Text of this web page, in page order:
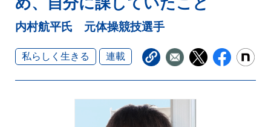
内村航平氏 元体操競技選手
私らしく生きる 連載